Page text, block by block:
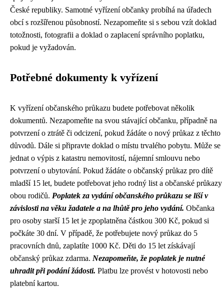
České republiky. Samotné vyřízení občanky probíhá na úřadech
obcí s rozšířenou působností. Nezapomeňte si s sebou vzít doklad
totožnosti, fotografii a doklad o zaplacení správního poplatku,
pokud je vyžadován.
Potřebné dokumenty k vyřízení
K vyřízení občanského průkazu budete potřebovat několik
dokumentů. Nezapomeňte na svou stávající občanku, případně na
potvrzení o ztrátě či odcizení, pokud žádáte o nový průkaz z těchto
důvodů. Dále si připravte doklad o místu trvalého pobytu. Může se
jednat o výpis z katastru nemovitostí, nájemní smlouvu nebo
potvrzení o ubytování. Pokud žádáte o občanský průkaz pro dítě
mladší 15 let, budete potřebovat jeho rodný list a občanské průkazy
obou rodičů. Poplatek za vydání občanského průkazu se liší v
závislosti na věku žadatele a na lhůtě pro jeho vydání. Občanka
pro osoby starší 15 let je zpoplatněna částkou 300 Kč, pokud si
počkáte 30 dní. V případě, že potřebujete nový průkaz do 5
pracovních dnů, zaplatíte 1000 Kč. Děti do 15 let získávají
občanský průkaz zdarma. Nezapomeňte, že poplatek je nutné
uhradit při podání žádosti. Platbu lze provést v hotovosti nebo
platební kartou.